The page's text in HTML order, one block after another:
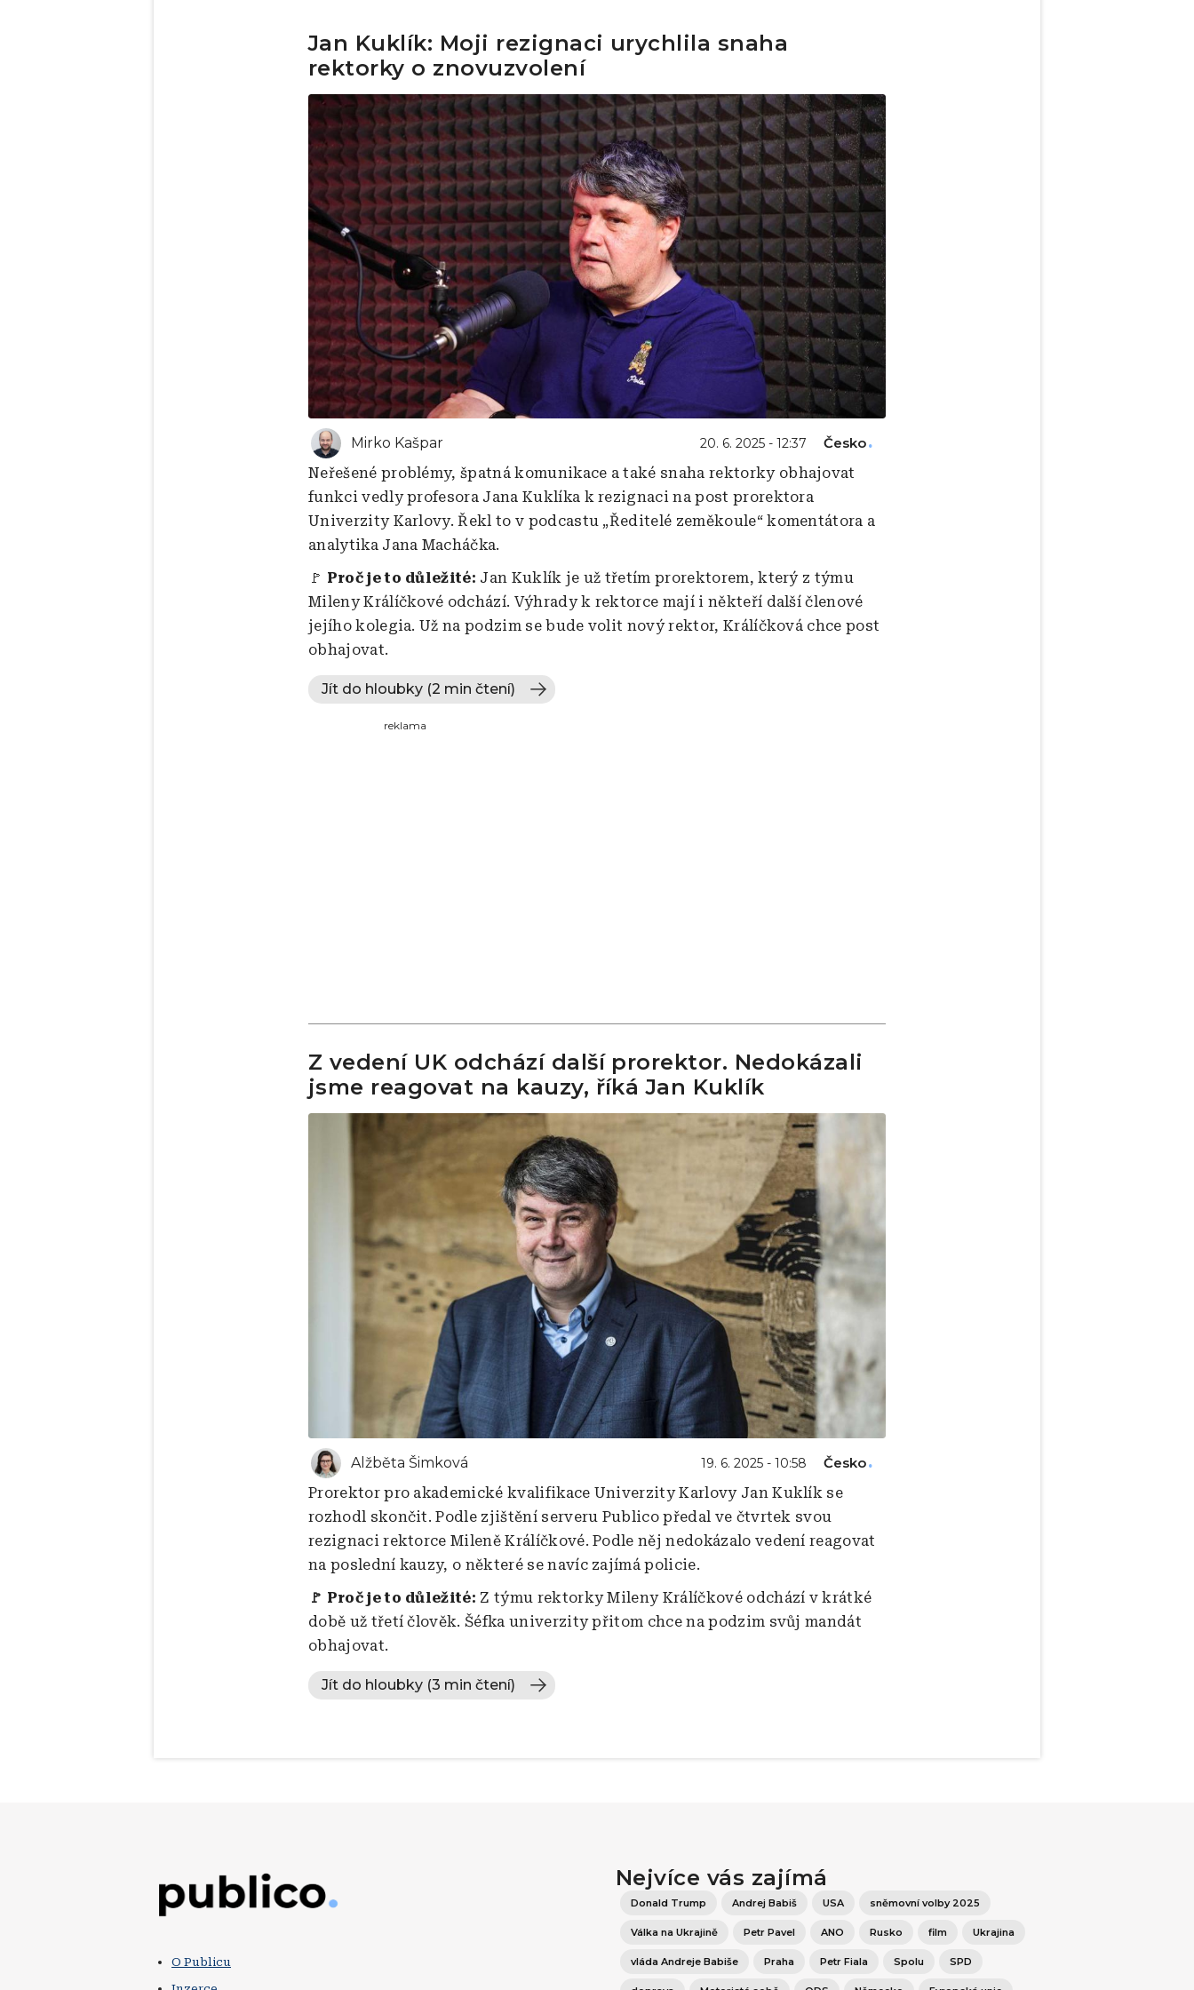
Jan Kuklík: Moji rezignaci urychlila snaha
rektorky o znovuzvolení
Mirko Kašpar 20. 6. 2025 - 12:37
Česko
Neřešené problémy, špatná komunikace a také snaha rektorky obhajovat
funkci vedly profesora Jana Kuklíka k rezignaci na post prorektora
Univerzity Karlovy. Řekl to v podcastu „Ředitelé zeměkoule“ komentátora a
analytika Jana Macháčka.
🚩 Proč je to důležité: Jan Kuklík je už třetím prorektorem, který z týmu
Mileny Králíčkové odchází. Výhrady k rektorce mají i někteří další členové
jejího kolegia. Už na podzim se bude volit nový rektor, Králíčková chce post
obhajovat.
Jít do hloubky (2 min čtení)
reklama
Z vedení UK odchází další prorektor. Nedokázali
jsme reagovat na kauzy, říká Jan Kuklík
Alžběta Šimková 19. 6. 2025 - 10:58
Česko
Prorektor pro akademické kvalifikace Univerzity Karlovy Jan Kuklík se
rozhodl skončit. Podle zjištění serveru Publico předal ve čtvrtek svou
rezignaci rektorce Mileně Králíčkové. Podle něj nedokázalo vedení reagovat
na poslední kauzy, o některé se navíc zajímá policie.
🚩 Proč je to důležité: Z týmu rektorky Mileny Králíčkové odchází v krátké
době už třetí člověk. Šéfka univerzity přitom chce na podzim svůj mandát
obhajovat.
Jít do hloubky (3 min čtení)
O Publicu
Nejvíce vás zajímá
Donald Trump Andrej Babiš USA sněmovní volby 2025
Válka na Ukrajině Petr Pavel ANO Rusko film Ukrajina
vláda Andreje Babiše Praha Petr Fiala Spolu SPD